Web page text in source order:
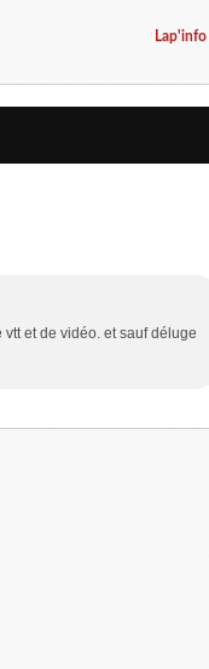
Lap'info
et de vidéo. et sauf déluge